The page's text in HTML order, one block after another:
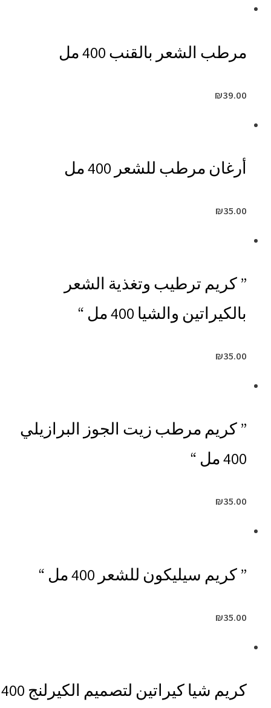
مرطب الشعر بالقنب 400 مل
₪39.00
أرغان مرطب للشعر 400 مل
₪35.00
” كريم ترطيب وتغذية الشعر
بالكيراتين والشيا 400 مل “
₪35.00
” كريم مرطب زيت الجوز البرازيلي
400 مل “
₪35.00
” كريم سيليكون للشعر 400 مل “
₪35.00
كريم شيا كيراتين لتصميم الكيرلنج 400